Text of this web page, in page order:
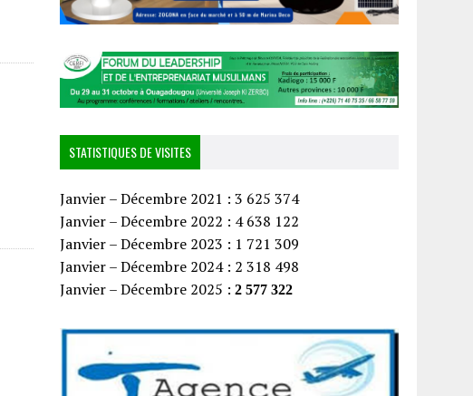
STATISTIQUES DE VISITES
Janvier – Décembre 2021 : 3 625 374
Janvier – Décembre 2022 : 4 638 122
Janvier – Décembre 2023 : 1 721 309
Janvier – Décembre 2024 : 2 318 498
Janvier – Décembre 2025 :2 577 322